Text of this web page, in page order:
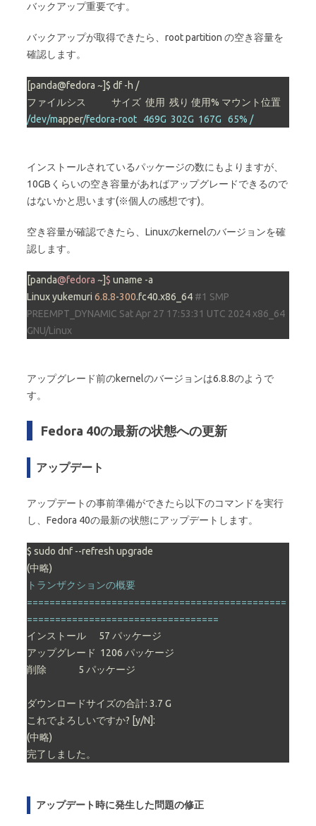
バックアップ重要です。
バックアップが取得できたら、root partition の空き容量を
確認します。
[panda@fedora ~]$ df -h /
/dev/mapper/fedora-root   469G  302G  167G   65% /
インストールされているパッケージの数にもよりますが、
10GBくらいの空き容量があればアップグレードできるので
はないかと思います(※個人の感想です)。
空き容量が確認できたら、Linuxのkernelのバージョンを確
認します。
[panda@fedora ~]$ uname -a
Linux yukemuri 6.8.8-300.fc40.x86_64 #1 SMP
PREEMPT_DYNAMIC Sat Apr 27 17:53:31 UTC 2024 x86_64
GNU/Linux
アップグレード前のkernelのバージョンは6.8.8のようで
す。
Fedora 40の最新の状態への更新
アップデート
アップデートの事前準備ができたら以下のコマンドを実行
し、Fedora 40の最新の状態にアップデートします。
$ sudo dnf --refresh upgrade
トランザクションの概要
==============================================
==================================
インストール      57 パッケージ
アップグレード  1206 パッケージ
削除               5 パッケージ
ダウンロードサイズの合計: 3.7 G
これでよろしいですか? [y/N]:
(中略)
完了しました。
アップデート時に発生した問題の修正